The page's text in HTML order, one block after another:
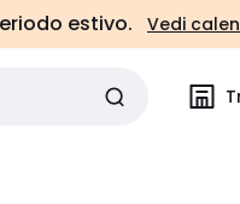
estivo. Vedi